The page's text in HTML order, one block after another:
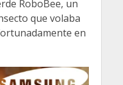
RoboBee, un
que volaba
en